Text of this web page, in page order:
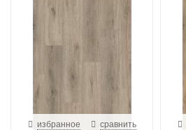
избранное сравнить